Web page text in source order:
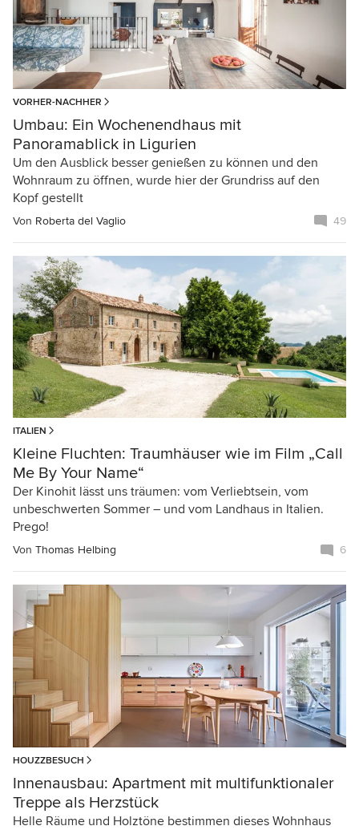
VORHER-NACHHER
Umbau: Ein Wochenendhaus mit
Panoramablick in Ligurien
Um den Ausblick besser genießen zu können und den
Wohnraum zu öffnen, wurde hier der Grundriss auf den
Kopf gestellt
Von Roberta del Vaglio 49
ITALIEN
Kleine Fluchten: Traumhäuser wie im Film „Call
Me By Your Name“
Der Kinohit lässt uns träumen: vom Verliebtsein, vom
unbeschwerten Sommer – und vom Landhaus in Italien.
Prego!
Von Thomas Helbing 6
HOUZZBESUCH
Innenausbau: Apartment mit multifunktionaler
Treppe als Herzstück
Helle Räume und Holztöne bestimmen dieses Wohnhaus